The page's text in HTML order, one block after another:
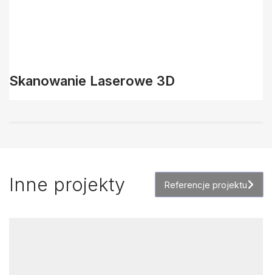
Skanowanie Laserowe 3D
Inne projekty Referencje projektu